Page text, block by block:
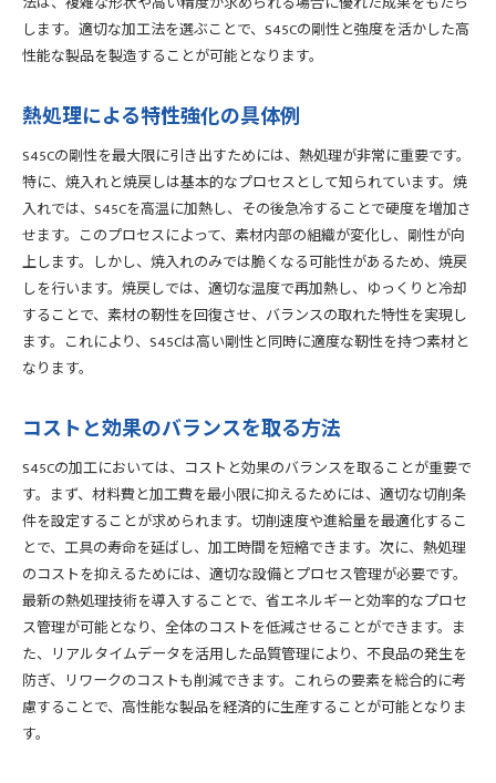
します。適切な加工法を選ぶことで、S45Cの剛性と強度を活かした高
性能な製品を製造することが可能となります。
熱処理による特性強化の具体例
S45Cの剛性を最大限に引き出すためには、熱処理が非常に重要です。
特に、焼入れと焼戻しは基本的なプロセスとして知られています。焼
入れでは、S45Cを高温に加熱し、その後急冷することで硬度を増加さ
せます。このプロセスによって、素材内部の組織が変化し、剛性が向
上します。しかし、焼入れのみでは脆くなる可能性があるため、焼戻
しを行います。焼戻しでは、適切な温度で再加熱し、ゆっくりと冷却
することで、素材の靭性を回復させ、バランスの取れた特性を実現し
ます。これにより、S45Cは高い剛性と同時に適度な靭性を持つ素材と
なります。
コストと効果のバランスを取る方法
S45Cの加工においては、コストと効果のバランスを取ることが重要で
す。まず、材料費と加工費を最小限に抑えるためには、適切な切削条
件を設定することが求められます。切削速度や進給量を最適化するこ
とで、工具の寿命を延ばし、加工時間を短縮できます。次に、熱処理
のコストを抑えるためには、適切な設備とプロセス管理が必要です。
最新の熱処理技術を導入することで、省エネルギーと効率的なプロセ
ス管理が可能となり、全体のコストを低減させることができます。ま
た、リアルタイムデータを活用した品質管理により、不良品の発生を
防ぎ、リワークのコストも削減できます。これらの要素を総合的に考
慮することで、高性能な製品を経済的に生産することが可能となりま
す。